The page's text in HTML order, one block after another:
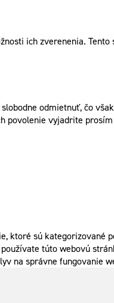
ich zverenenia.
odmietnuť, čo
povolenie vyjadrite
ktoré sú kategorizované
túto webovú
na správne fungovanie